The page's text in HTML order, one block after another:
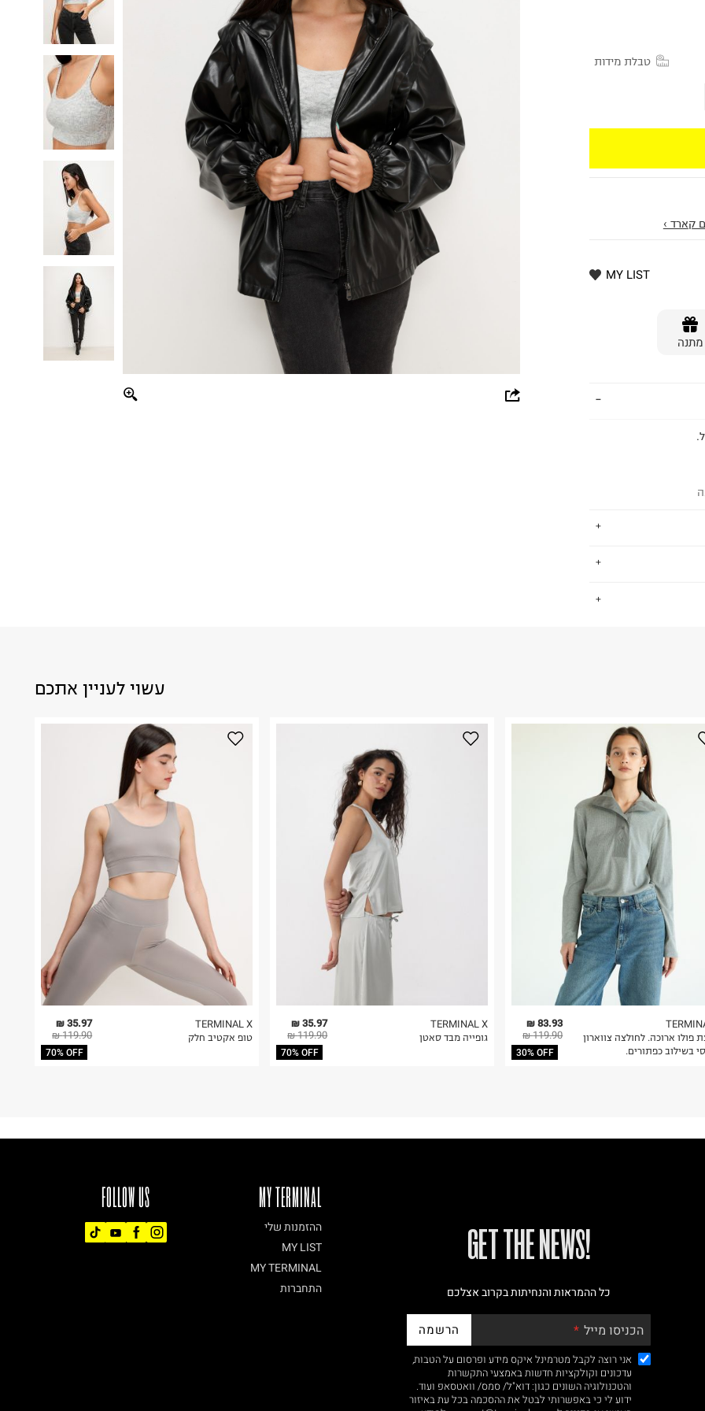
טבלת מידות
קארד ›
MY LIST
מתנה
על גבי החבילה
באתר בלבד
בלבד. לא ניתן
עשוי לעניין אתכם
35.97 ₪
119.90 ₪
70% OFF
TERMINAL X
טופ אקטיב חלק
35.97 ₪
119.90 ₪
70% OFF
TERMINAL X
גופייה מבד סאטן
83.93 ₪
119.90 ₪
30% OFF
פולו ארוכה. לחולצה צווארון
בשילוב כפתורים.
FOLLOW US MY TERMINAL
ההזמנות שלי
MY LIST
MY TERMINAL
התחברות
!GET THE NEWS
כל ההמראות והנחיתות בקרוב אצלכם
הכניסו מייל הרשמה
אני רוצה לקבל מטרמינל איקס מידע ופרסום על הטבות,
עדכונים וקולקציות חדשות באמצעי התקשרות
והטכנולוגיה השונים כגון: דוא"ל/ סמס/ וואטסאפ ועוד.
ידוע לי כי באפשרותי לבטל את ההסכמה בכל עת באיזור